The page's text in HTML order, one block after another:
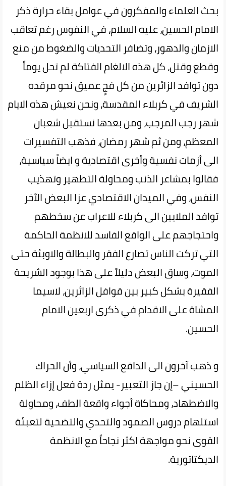
بحث العلماء والمفكرون في عوامل بقاء حرارة ذكر
الامام الحسين، عليه السلام، في النفوس رغم تعاقب
الازمان والدهور، وتضافر التحديات والضغوط من منع
وقطع وقتل، كل هذه الالغام الفتاكة لم تحل يوماً
دون توافد الزائرين من كل فجٍ عميق نحو مرقده
الشريف في كربلاء المقدسة، ونحن نعيش هذه الايام
شهر رجب المرجب، ومن بعدها نستقبل شعبان
المعظم، ومن ثم شهر رمضان، فذهب التفسيرات
الى أزمات نفسية وأخرى اقتصادية و ايضاً سياسية،
فقالوا بمشاعر الذنب ومحاولة التطهير وتهذيب
النفس، وفي الميدان الاقتصادي عزا البعض الآخر
توافد الملايين الى كربلاء للاعراب عن سخطهم
واحتجاجهم على الواقع الفاسد للانظمة الحاكمة
التي تركت الناس تصارع الفقر والبطالة والاوبئة حتى
الموت، وساق البعض دليلاً على هذا بوجود الشريحة
الفقيرة بشكل كبير بين قوافل الزائرين، لاسيما
المشاة على الاقدام في ذكرى اربعين الامام
الحسين.
و ذهب آخرون الى الدافع السياسي، وأن الحراك
الحسيني –إن جاز التعبير- يمثل ردة فعل إزاء الظلم
والاضطهاد، ومحاكاة أجواء واقعة الطف، ومحاولة
استلهام دروس الصمود والتحدي والتضحية لتعبئة
القوى نحو مواجهة اكثر نجاحاً مع الانظمة
الديكتاتورية.